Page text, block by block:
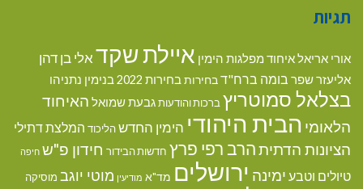
תגיות
אורי אריאלאיחוד מפלגות הימין איילת שקדאלי בן דהן
אליעזר שפר בומה ברח"דבחירות בחירות 2022 בנימין נתניהו
בצלאל סמוטריץ ברכות והודעותגבעת שמואל האיחוד
הלאומי הבית היהודי הימין החדשהליכוד המלצת דתילי
הציונות הדתיתהרב רפי פרץ חדשות הבידור חידון פ"ש חיפה
טיולים וטבע ימינה ירושלים מד"א מודיעין מוטי יוגב מוסיקה